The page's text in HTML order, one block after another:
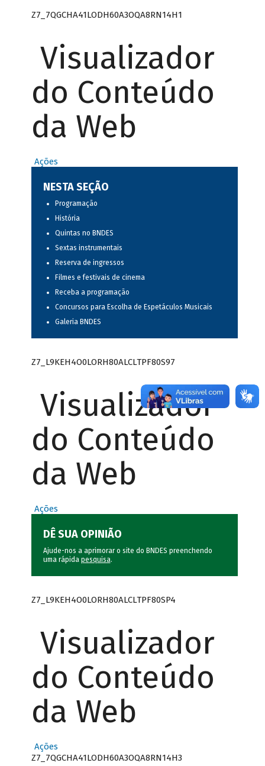
Z7_7QGCHA41LODH60A3OQA8RN14H1
Visualizador
do Conteúdo
da Web
Ações
NESTA SEÇÃO
Programação
História
Quintas no BNDES
Sextas instrumentais
Reserva de ingressos
Filmes e festivais de cinema
Receba a programação
Concursos para Escolha de Espetáculos Musicais
Galeria BNDES
Z7_L9KEH4O0LORH80ALCLTPF80S97
Visualizador
do Conteúdo
da Web
Ações
DÊ SUA OPINIÃO
Ajude-nos a aprimorar o site do BNDES preenchendo
uma rápida pesquisa.
Z7_L9KEH4O0LORH80ALCLTPF80SP4
Visualizador
do Conteúdo
da Web
Ações
Z7_7QGCHA41LODH60A3OQA8RN14H3